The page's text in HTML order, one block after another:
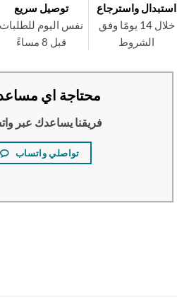
استبدال واسترجاع
خلال 14 يومًا وفق
الشروط
توصيل سريع
نفس اليوم للطلبات
قبل 8 مساءً
محتاجة اي
فريقنا يساعدك عبر
تواصلي واتساب